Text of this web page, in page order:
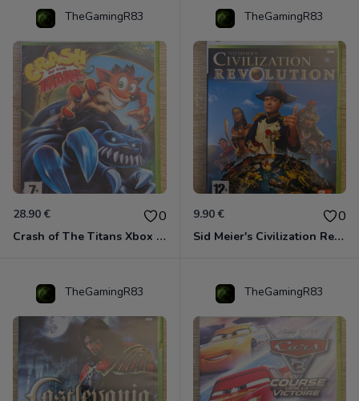
TheGamingR83
28.90 € 0
Crash of The Titans Xbox 360
TheGamingR83
9.90 € 0
Sid Meier's Civilization Revolution Xbox 360
TheGamingR83 TheGamingR83